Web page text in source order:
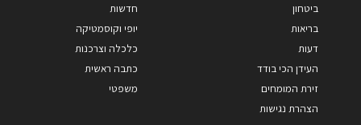
ביטחון
בריאות
דעות
העידן הכי בודד
זירת המומחים
הצהרת נגישות
חדשות
יופי וקוסמטיקה
כלכלה וצרכנות
כתבה ראשית
משפטי